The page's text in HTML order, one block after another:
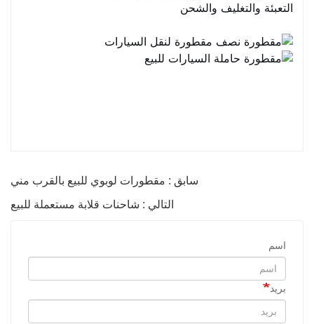
التعبئة والتغليف والشحن
سابق : مقطورات لوبوي للبيع بالقرب مني
التالي : شاحنات قلابة مستعملة للبيع
اسم
بريد